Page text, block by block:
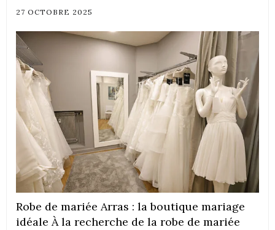
27 OCTOBRE 2025
Robe de mariée Arras : la boutique mariage
idéale À la recherche de la robe de mariée